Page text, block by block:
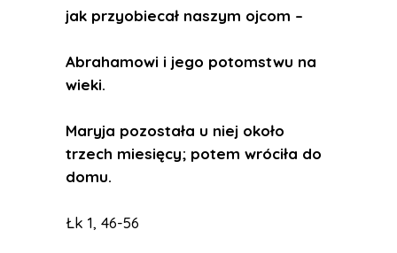
jak przyobiecał naszym ojcom –
Abrahamowi i jego potomstwu na
wieki.
Maryja pozostała u niej około
trzech miesięcy; potem wróciła do
domu.
Łk 1, 46-56